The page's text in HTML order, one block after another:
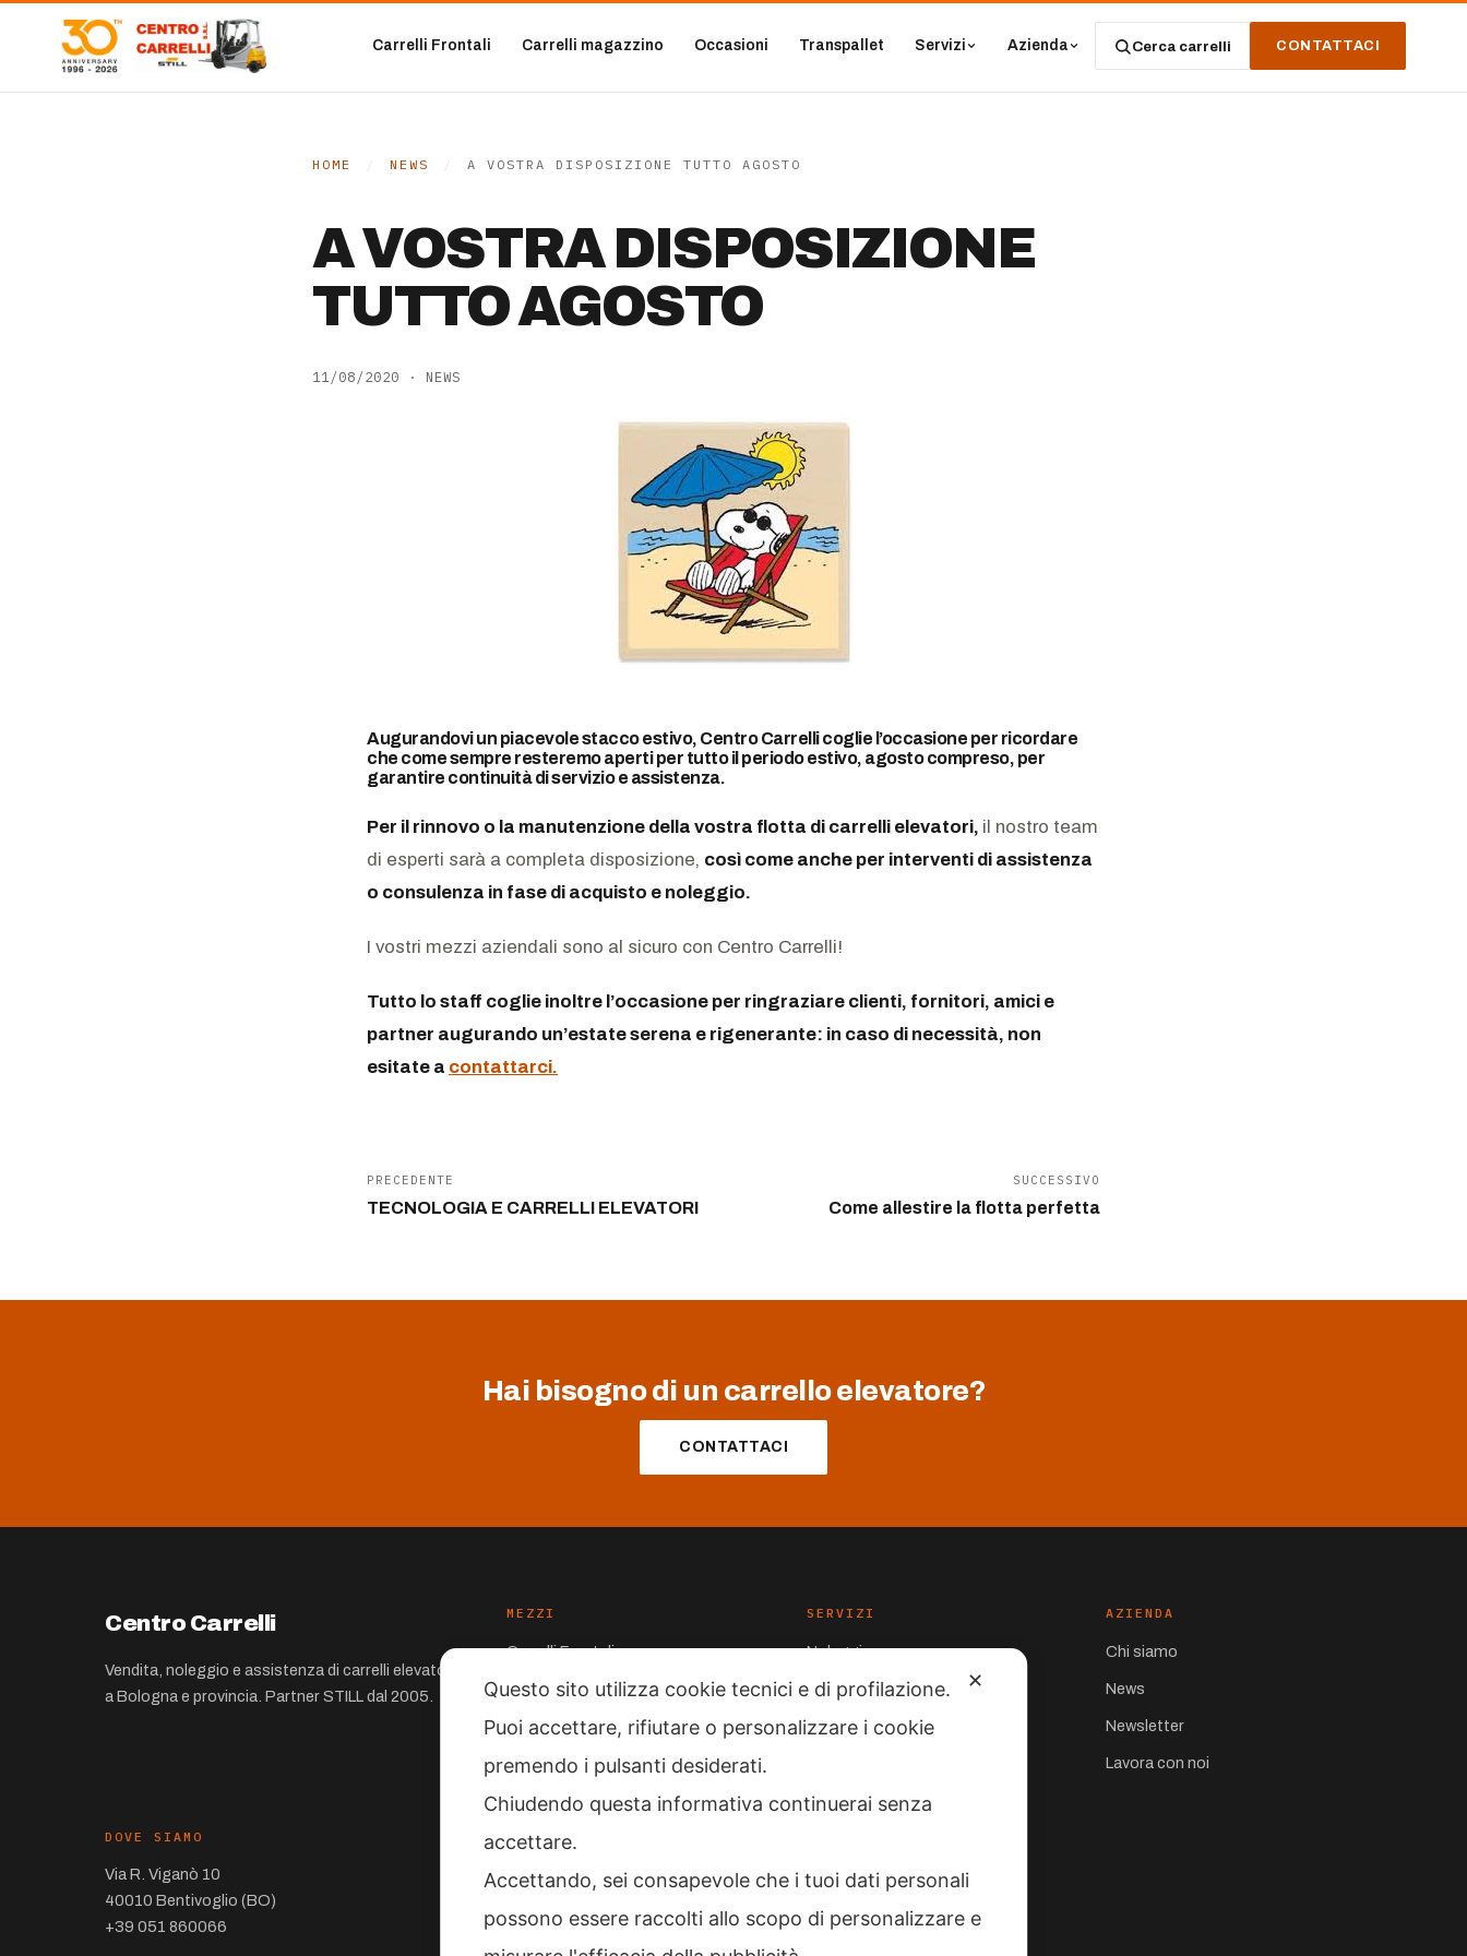
Carrelli Frontali Carrelli magazzino Occasioni Transpallet Servizi Azienda Cerca carrelli CONTATTACI
HOME NEWS A VOSTRA DISPOSIZIONE TUTTO AGOSTO
A VOSTRA DISPOSIZIONE
TUTTO AGOSTO
11/08/2020 · NEWS
Augurandovi un piacevole stacco estivo, Centro Carrelli coglie l’occasione per ricordare
che come sempre resteremo aperti per tutto il periodo estivo, agosto compreso, per
garantire continuità di servizio e assistenza.
Per il rinnovo o la manutenzione della vostra flotta di carrelli elevatori, il nostro team
di esperti sarà a completa disposizione, così come anche per interventi di assistenza
o consulenza in fase di acquisto e noleggio.
I vostri mezzi aziendali sono al sicuro con Centro Carrelli!
Tutto lo staff coglie inoltre l’occasione per ringraziare clienti, fornitori, amici e
partner augurando un’estate serena e rigenerante: in caso di necessità, non
esitate a contattarci.
PRECEDENTE
TECNOLOGIA E CARRELLI ELEVATORI
SUCCESSIVO
Come allestire la flotta perfetta
Hai bisogno di un carrello elevatore?
CONTATTACI
Centro Carrelli
Vendita, noleggio e assistenza di carrelli elevatori
a Bologna e provincia. Partner STILL dal 2005.
MEZZI
Carrelli Frontali
Carrelli magazzino
Occasioni
Transpallet
SERVIZI
Noleggio
Assistenza
Contatti
AZIENDA
Chi siamo
News
Newsletter
Lavora con noi
DOVE SIAMO
Via R. Viganò 10
40010 Bentivoglio (BO)
+39 051 860066
✕
Questo sito utilizza cookie tecnici e di profilazione.
Puoi accettare, rifiutare o personalizzare i cookie
premendo i pulsanti desiderati.
Chiudendo questa informativa continuerai senza
accettare.
Accettando, sei consapevole che i tuoi dati personali
possono essere raccolti allo scopo di personalizzare e